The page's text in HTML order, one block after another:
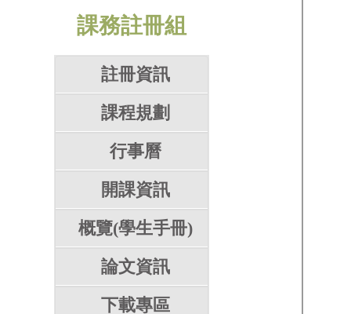
課務註冊組
註冊資訊
課程規劃
行事曆
開課資訊
概覽(學生手冊)
論文資訊
下載專區